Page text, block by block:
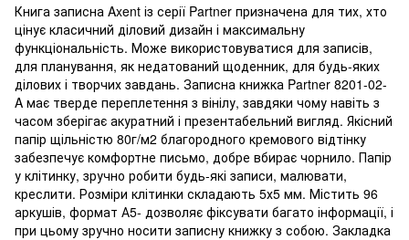
Книга записна Axent із серії Partner призначена для тих, хто
цінує класичний діловий дизайн і максимальну
функціональність. Може використовуватися для записів,
для планування, як недатований щоденник, для будь-яких
ділових і творчих завдань. Записна книжка Partner 8201-02-
A має тверде переплетення з вінілу, завдяки чому навіть з
часом зберігає акуратний і презентабельний вигляд. Якісний
папір щільністю 80г/м2 благородного кремового відтінку
забезпечує комфортне письмо, добре вбирає чорнило. Папір
у клітинку, зручно робити будь-які записи, малювати,
креслити. Розміри клітинки складають 5х5 мм. Містить 96
аркушів, формат А5- дозволяє фіксувати багато інформації, і
при цьому зручно носити записну книжку з собою. Закладка